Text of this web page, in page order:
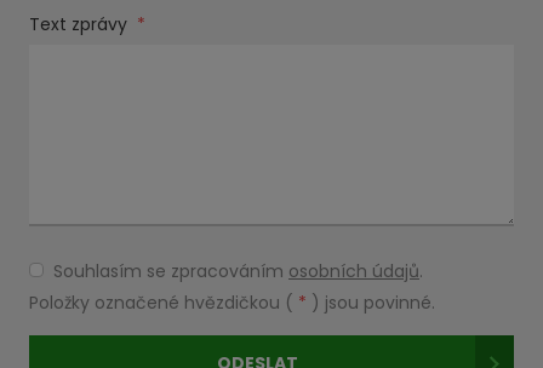
Text zprávy *
Souhlasím
se
zpracováním
osobních
Souhlasím se zpracováním osobních údajů.
Položky označené hvězdičkou ( * ) jsou povinné.